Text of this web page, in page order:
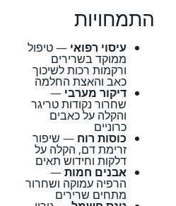
התמחויות
עיסוי רפואי — טיפול
ממוקד בשרירים
ורקמות רכות לשיכוך
כאב והאצת החלמה
דיקור מערבי —
שחרור נקודות טריגר
והקלה על כאבים
כרוניים
כוסות רוח — שיפור
זרימת דם, הקלה על
דלקות וחידוש תאים
אבנים חמות—
הרפיה עמוקה ושחרור
מתחים שרירים